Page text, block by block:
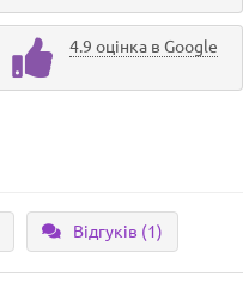
4.9 оцінка в Google
Відгуків (1)